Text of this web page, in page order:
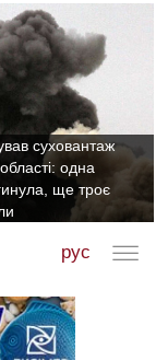
суховантаж
одна
ще троє
рус